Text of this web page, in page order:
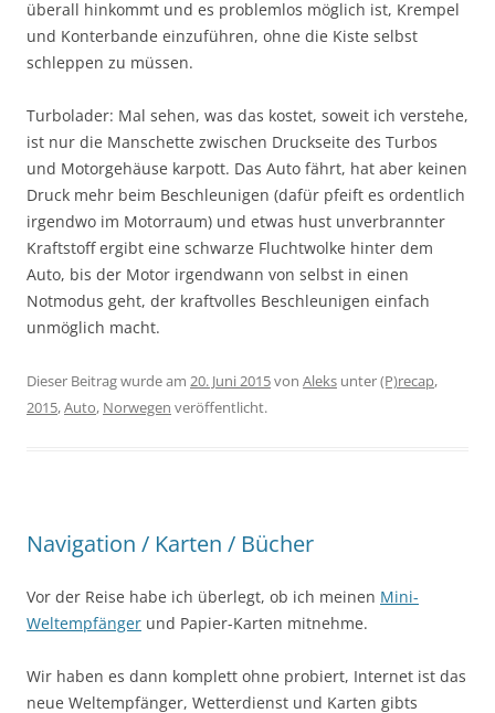
überall hinkommt und es problemlos möglich ist, Krempel
und Konterbande einzuführen, ohne die Kiste selbst
schleppen zu müssen.
Turbolader: Mal sehen, was das kostet, soweit ich verstehe,
ist nur die Manschette zwischen Druckseite des Turbos
und Motorgehäuse karpott. Das Auto fährt, hat aber keinen
Druck mehr beim Beschleunigen (dafür pfeift es ordentlich
irgendwo im Motorraum) und etwas hust unverbrannter
Kraftstoff ergibt eine schwarze Fluchtwolke hinter dem
Auto, bis der Motor irgendwann von selbst in einen
Notmodus geht, der kraftvolles Beschleunigen einfach
unmöglich macht.
Dieser Beitrag wurde am 20. Juni 2015von Aleks unter(P)recap,
2015,Auto, Norwegen veröffentlicht.
Navigation / Karten / Bücher
Vor der Reise habe ich überlegt, ob ich meinen Mini-
Weltempfänger und Papier-Karten mitnehme.
Wir haben es dann komplett ohne probiert, Internet ist das
neue Weltempfänger, Wetterdienst und Karten gibts